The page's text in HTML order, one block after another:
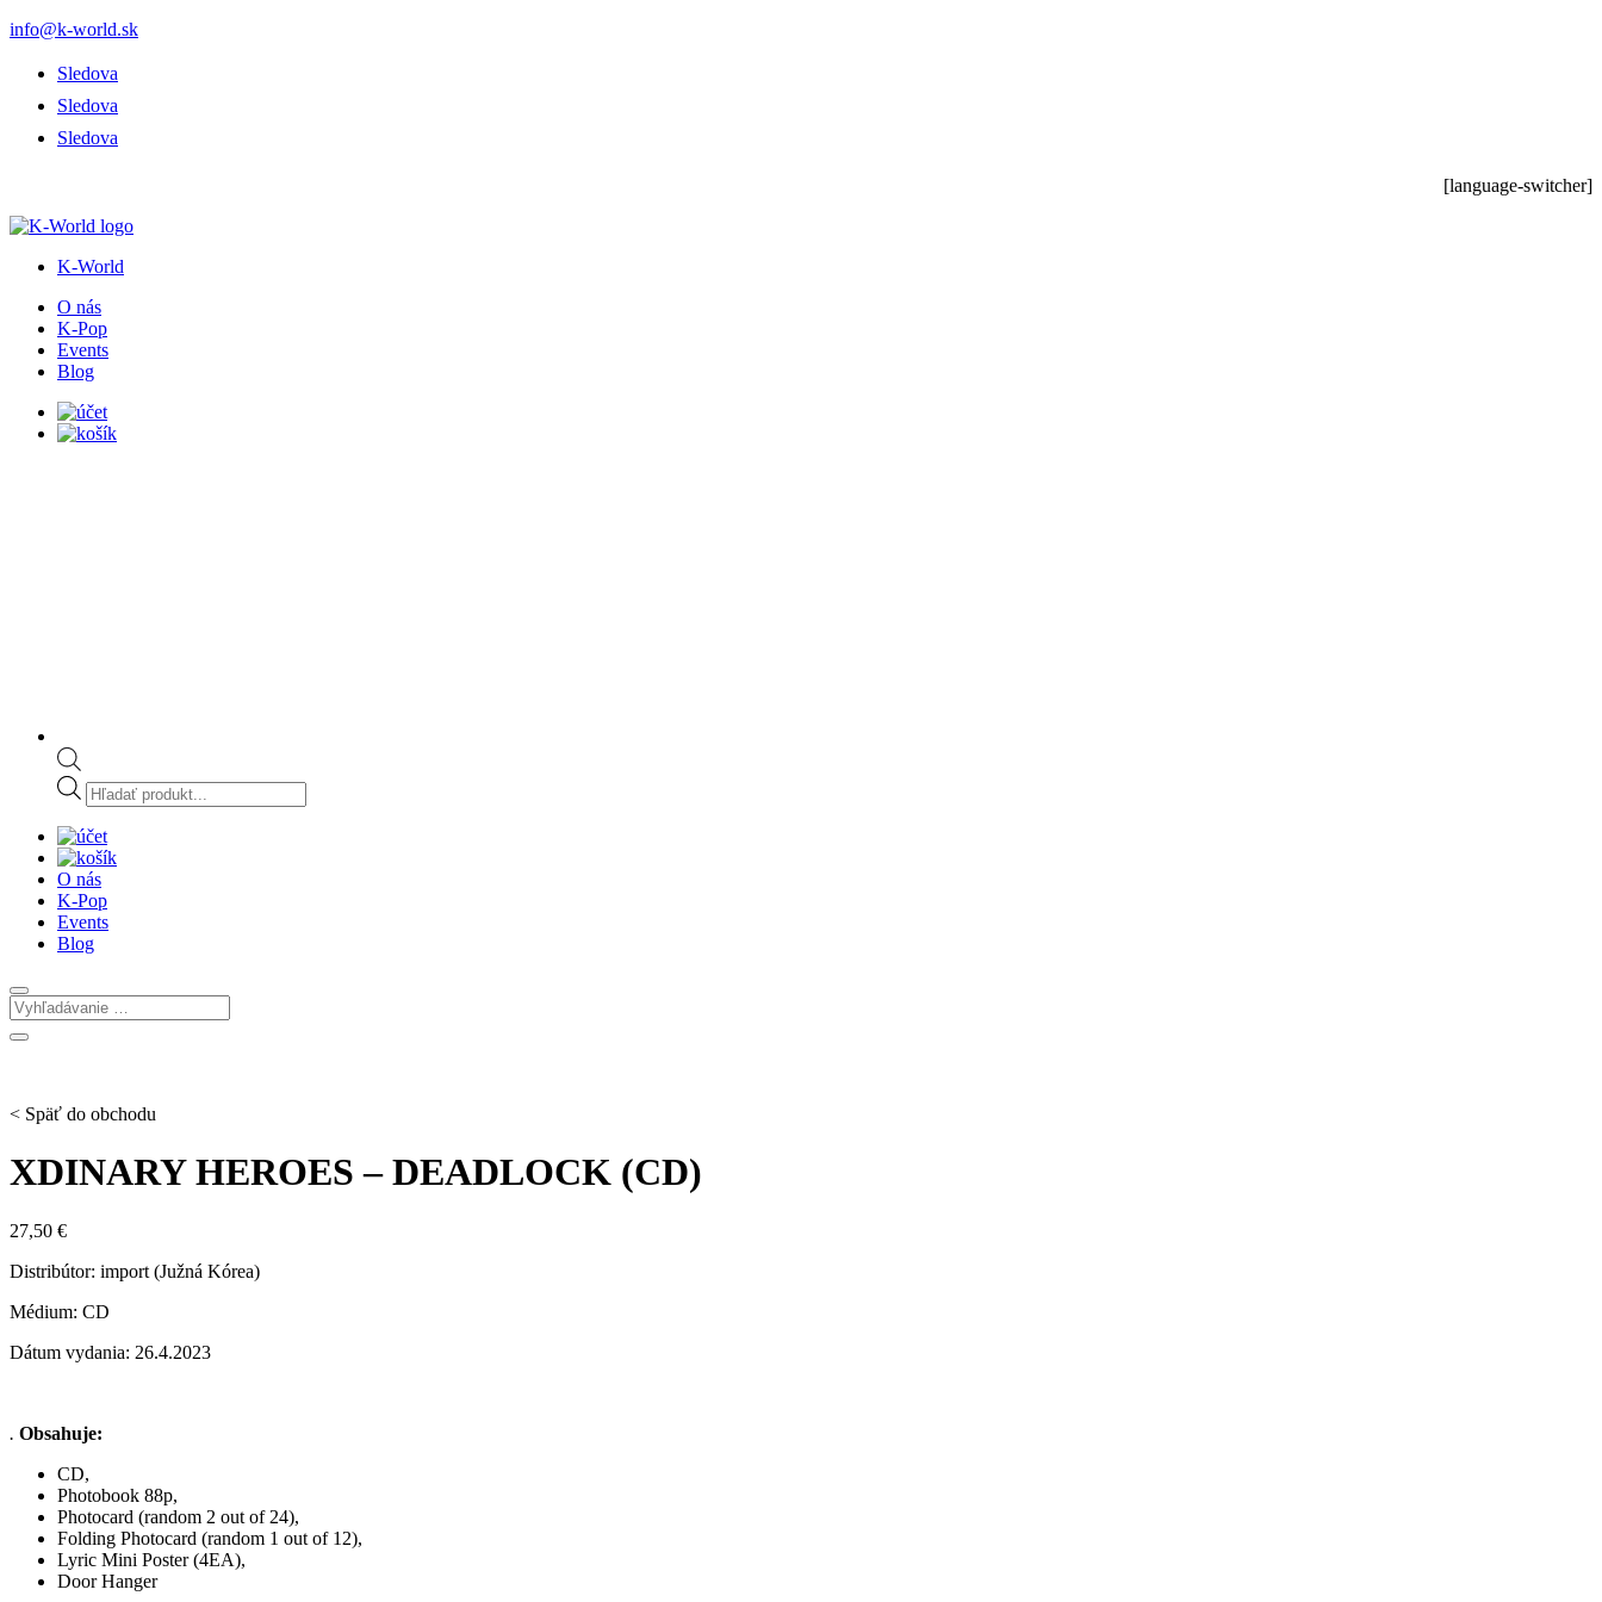
info@k-world.sk
Sledova
Sledova
Sledova
[language-switcher]
K-World
O nás
K-Pop
Events
Blog
Products
search
O nás
K-Pop
Events
Blog
< Späť do obchodu
XDINARY HEROES – DEADLOCK (CD)
27,50 €
Distribútor: import (Južná Kórea)
Médium: CD
Dátum vydania: 26.4.2023
. Obsahuje:
CD,
Photobook 88p,
Photocard (random 2 out of 24),
Folding Photocard (random 1 out of 12),
Lyric Mini Poster (4EA),
Door Hanger